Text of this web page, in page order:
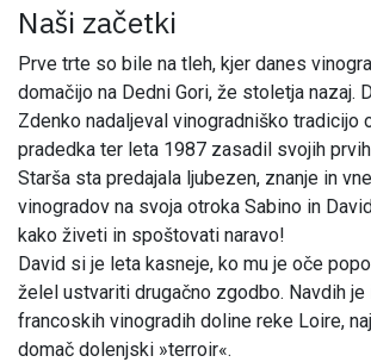
Naši začetki
Prve trte so bile na tleh, kjer danes
domačijo na Dedni Gori, že stoletja nazaj.
Zdenko nadaljeval vinogradniško tradicijo
pradedka ter leta 1987 zasadil svojih
Starša sta predajala ljubezen, znanje in
vinogradov na svoja otroka Sabino in
kako živeti in spoštovati naravo!
David si je leta kasneje, ko mu je oče
želel ustvariti drugačno zgodbo. Navdih
francoskih vinogradih doline reke Loire,
domač dolenjski »terroir«.